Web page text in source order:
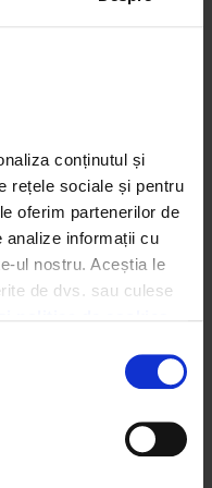
conținutul și
rețele sociale și pentru
oferim partenerilor de
analize informații cu
ul nostru. Aceștia le
de dvs. sau culese
utilizate exclusiv
utilizarea site-
performanței
și a campaniilor
sau prin
precum Clauzele
Comisia Europeană.